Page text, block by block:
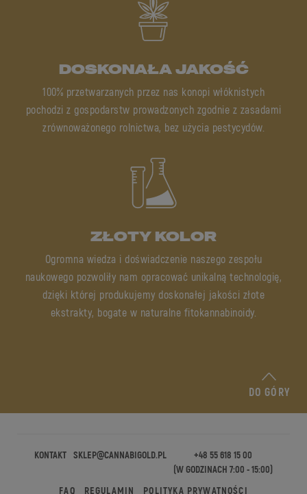
DOSKONAŁA JAKOŚĆ
100% przetwarzanych przez nas konopi włóknistych
pochodzi z gospodarstw prowadzonych zgodnie z zasadami
zrównoważonego rolnictwa, bez użycia pestycydów.
ZŁOTY KOLOR
Ogromna wiedza i doświadczenie naszego zespołu
naukowego pozwoliły nam opracować unikalną technologię,
dzięki której produkujemy doskonałej jakości złote
ekstrakty, bogate w naturalne fitokannabinoidy.
DO GÓRY
KONTAKT SKLEP@CANNABIGOLD.PL
+48 55 618 15 00
(W GODZINACH 7:00 - 15:00)
FAQ
REGULAMIN POLITYKA PRYWATNOŚCI